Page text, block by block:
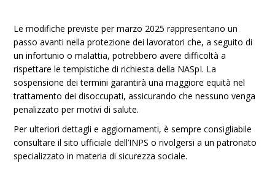
Le modifiche previste per marzo 2025 rappresentano un
passo avanti nella protezione dei lavoratori che, a seguito di
un infortunio o malattia, potrebbero avere difficoltà a
rispettare le tempistiche di richiesta della NASpI. La
sospensione dei termini garantirà una maggiore equità nel
trattamento dei disoccupati, assicurando che nessuno venga
penalizzato per motivi di salute.
Per ulteriori dettagli e aggiornamenti, è sempre consigliabile
consultare il sito ufficiale dell’INPS o rivolgersi a un patronato
specializzato in materia di sicurezza sociale.